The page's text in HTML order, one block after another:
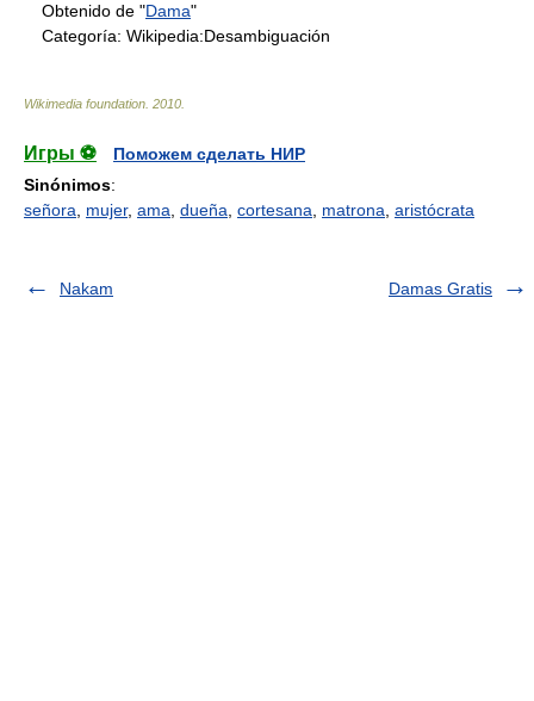
Obtenido de "Dama"
Categoría: Wikipedia:Desambiguación
Wikimedia foundation 2010
Игры ⚽
Поможем сделать НИР
Sinónimos:
señora
mujer, ama dueña cortesana matrona aristócrata
Nakam Damas Gratis